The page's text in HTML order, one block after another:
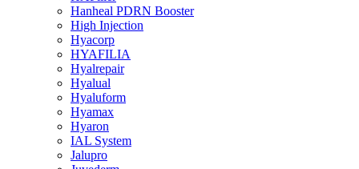
Hanheal PDRN Booster
High Injection
Hyacorp
HYAFILIA
Hyalrepair
Hyalual
Hyaluform
Hyamax
Hyaron
IAL System
Jalupro